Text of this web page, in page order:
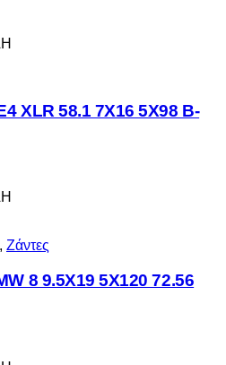
XLR 58.1 7Χ16 5Χ98 Β-
, Ζάντες
8 9.5X19 5X120 72.56